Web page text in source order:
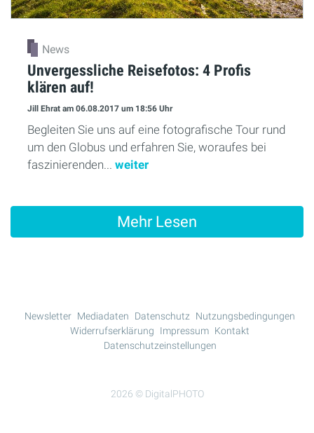
News
Unvergessliche Reisefotos: 4 Profis
klären auf!
Jill Ehrat am 06.08.2017 um 18:56 Uhr
Begleiten Sie uns auf eine fotografische Tour rund
um den Globus und erfahren Sie, woraufes bei
faszinierenden... weiter
Mehr Lesen
2026 © DigitalPHOTO
Newsletter Mediadaten Datenschutz Nutzungsbedingungen
Widerrufserklärung
Impressum Kontakt
Datenschutzeinstellungen